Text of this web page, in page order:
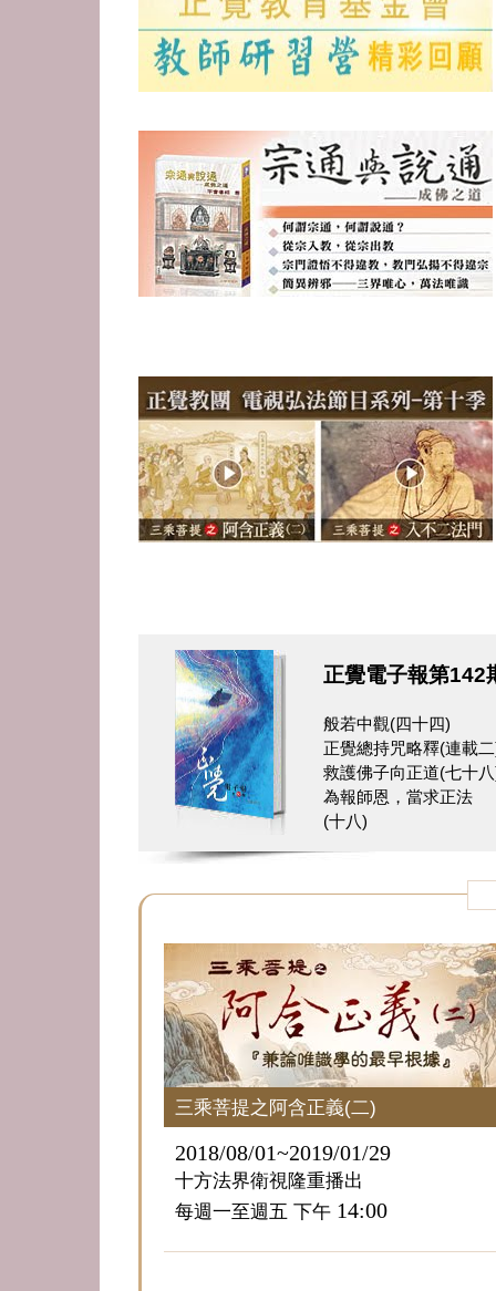
正覺電子報第142
般若中觀(四十四)
正覺總持咒略釋(連載
救護佛子向正道(七十
為報師恩，當求正法
(十八)
三乘菩提之阿含正義(二)
2018/08/01~2019/01/29
十方法界衛視隆重播出
每週一至週五 下午 14:00